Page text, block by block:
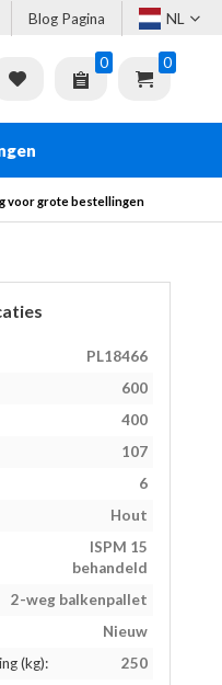
Blog Pagina NL
0 0
vanaf € 500 excl. BTW
PL18466
600
400
107
6
Hout
ISPM 15
behandeld
2-weg balkenpallet
Nieuw
(kg):
250